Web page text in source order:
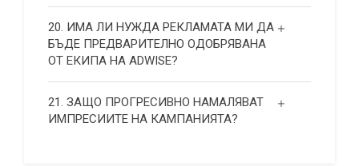
20. ИМА ЛИ НУЖДА РЕКЛАМАТА МИ ДА
БЪДЕ ПРЕДВАРИТЕЛНО ОДОБРЯВАНА
ОТ ЕКИПА НА ADWISE?
21. ЗАЩО ПРОГРЕСИВНО НАМАЛЯВАТ
ИМПРЕСИИТЕ НА КАМПАНИЯТА?